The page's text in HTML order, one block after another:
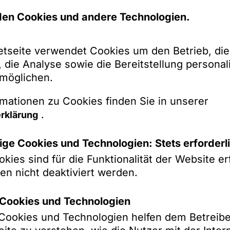
Cookies und andere Technologien.
verwendet Cookies um den Betrieb, die
die Analyse sowie die Bereitstellung
zu Cookies finden Sie in unserer
.
Cookies und Technologien: Stets
sind für die Funktionalität der Website
nicht deaktiviert werden.
und Technologien
und Technologien helfen dem
von Organhaftungsansprüchen gegen den
bei der Abwehr sowie bei der
Mietrecht
Wohnmobilherstellers bei der
international führenden IT-Konzerns bei der
internationalen Elektronikunternehmens bei
Produkthaftung aufgrund einer defekten
gescheitertem Vertragsschluss*
führenden internationalen Rückversicherers
mehr sehen